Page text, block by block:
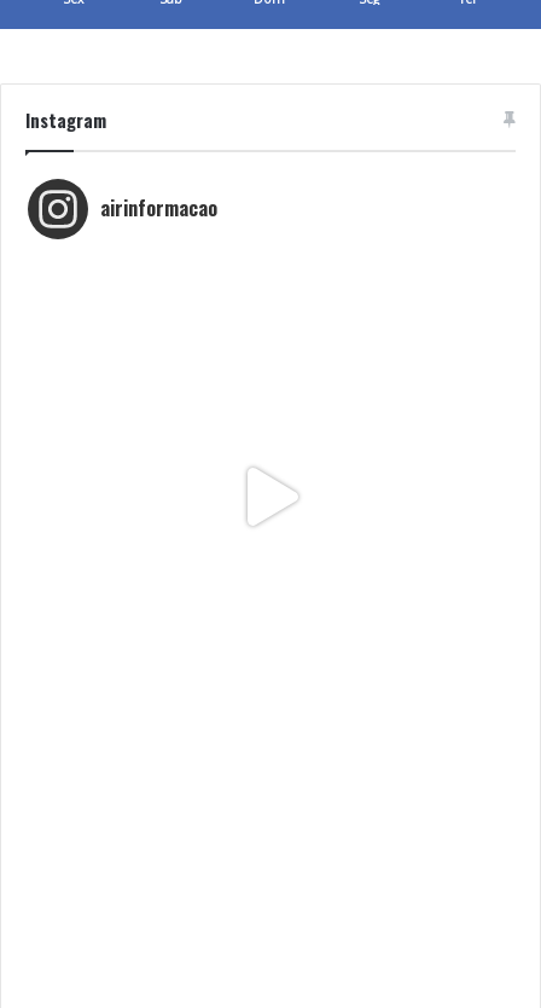
Instagram
airinformacao